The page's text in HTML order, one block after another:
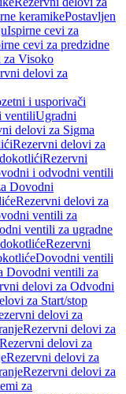
keramikePostavljen
Ispirne cevi za
cevi za predzidne
za Visoko
delovi za
i usporivači
ventiliUgradni
delovi za Sigma
Rezervni delovi za
Rezervni
i odvodni ventili
Dovodni
Rezervni delovi za
ventili za
ventili za ugradne
Rezervni
Dovodni ventili
Dovodni ventili za
delovi za Odvodni
za Start/stop
delovi za
Rezervni delovi za
Rezervni delovi za
Rezervni delovi za
Rezervni delovi za
za